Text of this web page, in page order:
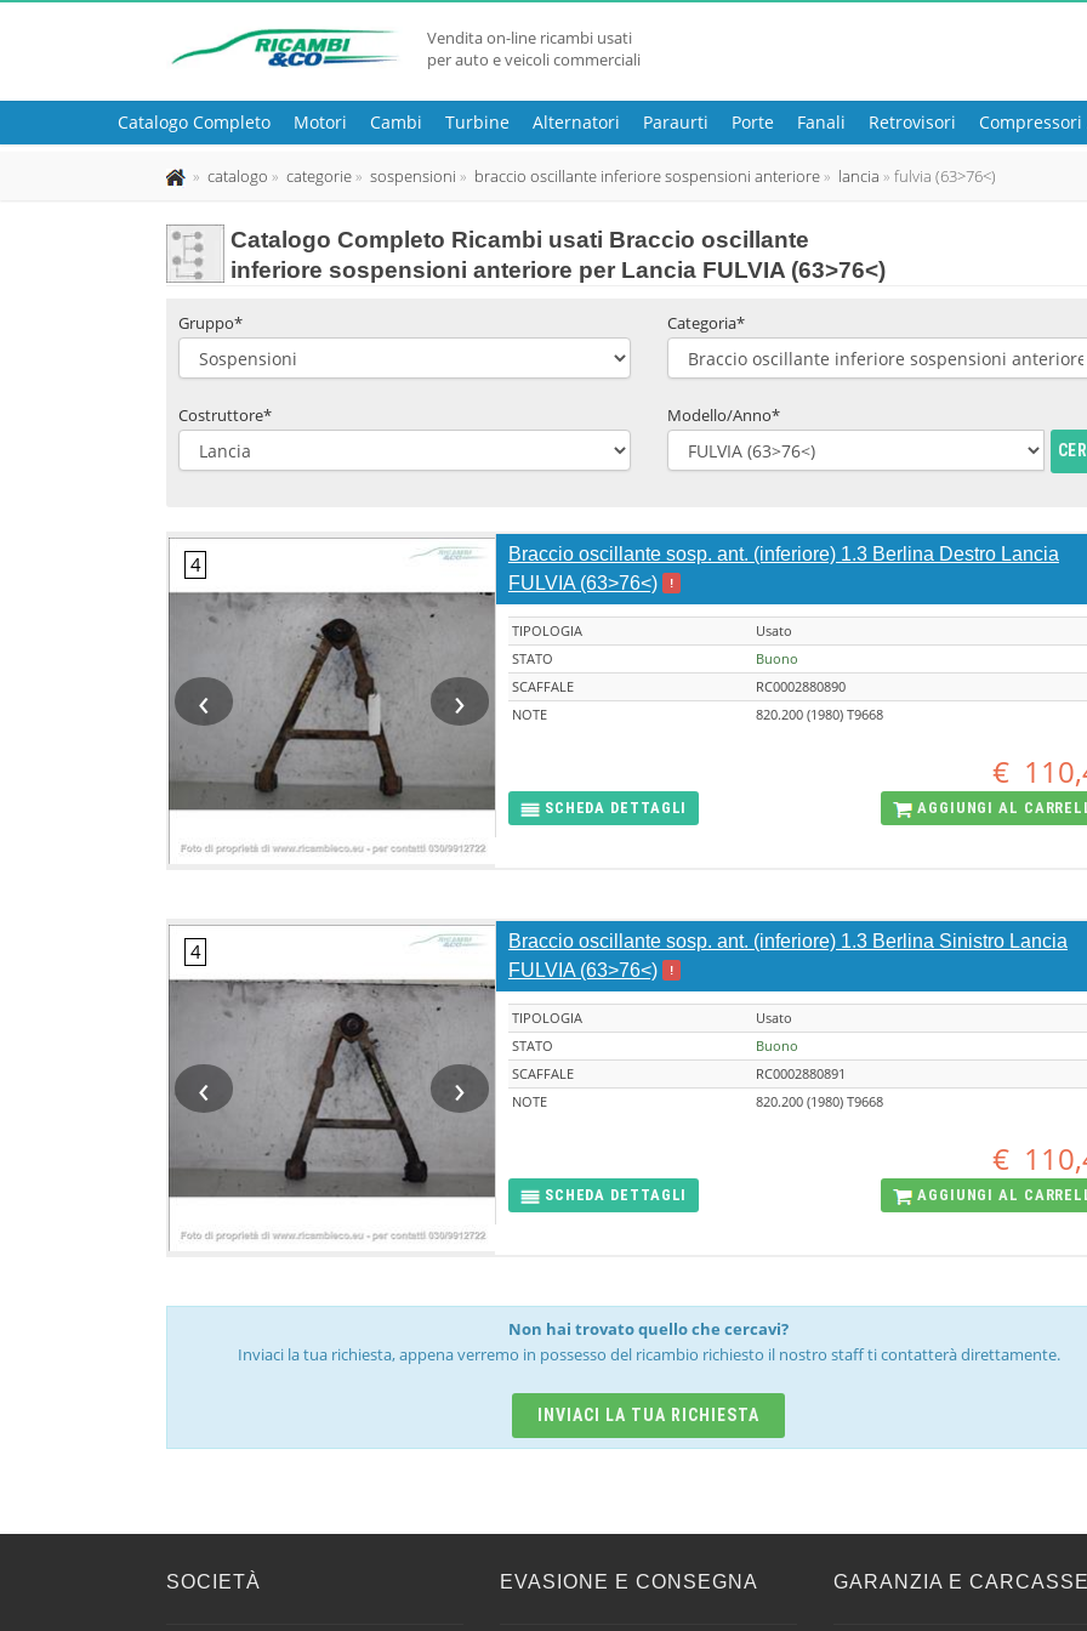
Vendita on-line ricambi usati
per auto e veicoli commerciali
Catalogo Completo Motori Cambi Turbine Alternatori Paraurti Porte Fanali Retrovisori Compressori
catalogo categorie sospensioni braccio oscillante inferiore sospensioni anteriore lancia fulvia (63>76<)
Catalogo Completo Ricambi usati Braccio oscillante
inferiore sospensioni anteriore per Lancia FULVIA (63>76<)
Gruppo* Categoria*
Costruttore* Modello/Anno*
‹ ›
Braccio oscillante sosp. ant. (inferiore) 1.3 Berlina Destro Lancia
FULVIA (63>76<)
!
TIPOLOGIA
Usato
STATO
Buono
SCAFFALE
RC0002880890
NOTE
820.200 (1980) T9668
€
SCHEDA DETTAGLI AGGIUNGI AL
‹ ›
Braccio oscillante sosp. ant. (inferiore) 1.3 Berlina Sinistro Lancia
FULVIA (63>76<)
!
TIPOLOGIA
Usato
STATO
Buono
SCAFFALE
RC0002880891
NOTE
820.200 (1980) T9668
€
SCHEDA DETTAGLI AGGIUNGI AL
Non hai trovato quello che cercavi?
Inviaci la tua richiesta, appena verremo in possesso del ricambio richiesto il nostro staff ti contatterà direttamente.
INVIACI LA TUA RICHIESTA
SOCIETÀ EVASIONE E CONSEGNA GARANZIA E CARCASSE